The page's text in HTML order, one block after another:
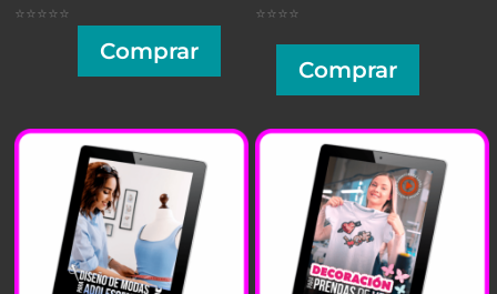
⭐⭐⭐⭐⭐
Comprar
⭐⭐⭐⭐
Comprar